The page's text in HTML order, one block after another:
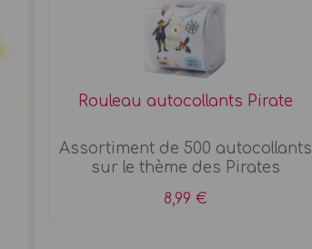
Rouleau autocollants Pirate
Assortiment de 500 autocollants
sur le thème des Pirates
8,99 €